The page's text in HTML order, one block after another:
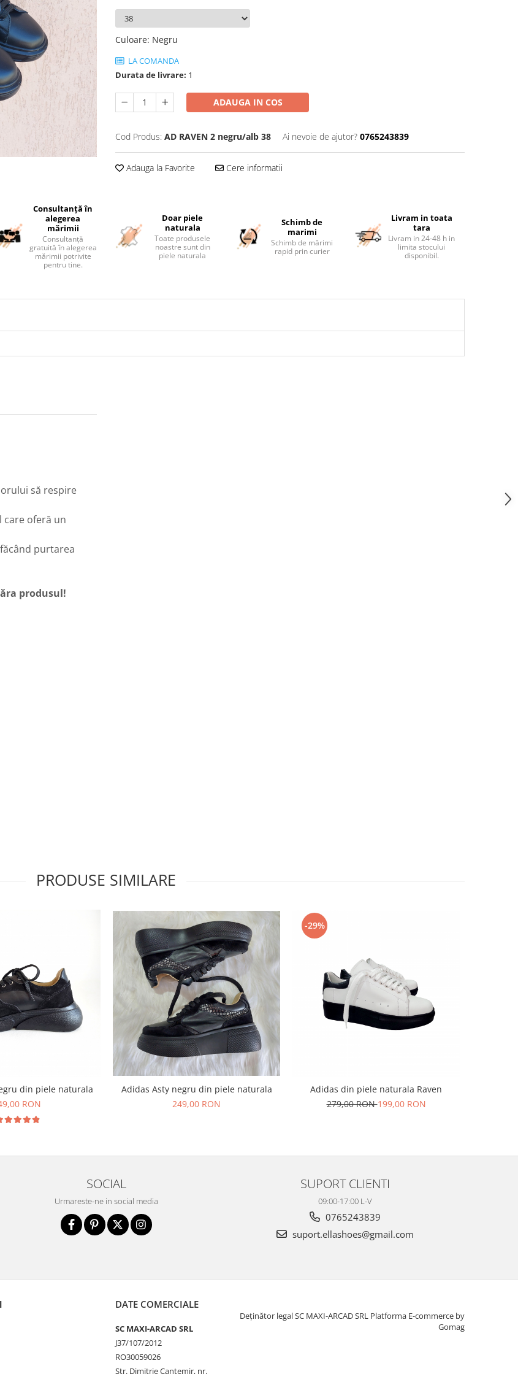
Culoare: Negru
LA COMANDA
Durata de livrare: 1
ADAUGA IN COS
Cod Produs: AD RAVEN 2 negru/alb 38 Ai nevoie de ajutor? 0765243839
Adauga la Favorite Cere informatii
Consultanță în
alegerea
mărimii
Consultanță
gratuită în alegerea
mărimii potrivite
pentru tine.
Doar piele
naturala
Toate produsele
noastre sunt din
piele naturala
Schimb de
marimi
Schimb de mărimi
rapid prin curier
Livram in toata
tara
Livram in 24-48 h in
limita stocului
disponibil.
să respire
care oferă un
purtarea
produsul!
PRODUSE SIMILARE
Adidas Arya negru din piele naturala
RON
Adidas Asty negru din piele naturala
249,00 RON
-29%
Adidas din piele naturala Raven
279,00 RON199,00 RON
SOCIAL
Urmareste-ne in social media
SUPORT CLIENTI
09:00-17:00 L-V
0765243839
suport.ellashoes@gmail.com
DATE COMERCIALE
SC MAXI-ARCAD SRL
J37/107/2012
RO30059026
Str. Dimitrie Cantemir, nr.
Deținător legal SC MAXI-ARCAD SRL Platforma E-commerce by
Gomag